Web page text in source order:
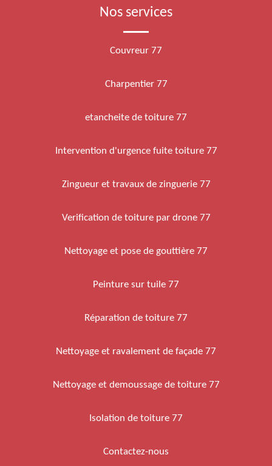
Nos services
Couvreur 77
Charpentier 77
etancheite de toiture 77
Intervention d'urgence fuite toiture 77
Zingueur et travaux de zinguerie 77
Verification de toiture par drone 77
Nettoyage et pose de gouttière 77
Peinture sur tuile 77
Réparation de toiture 77
Nettoyage et ravalement de façade 77
Nettoyage et demoussage de toiture 77
Isolation de toiture 77
Contactez-nous